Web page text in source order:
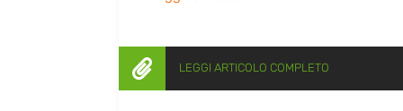
 LEGGI ARTICOLO COMPLETO